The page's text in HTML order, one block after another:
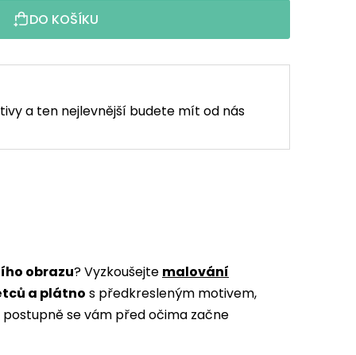
DO KOŠÍKU
a ten nejlevnější budete mít od nás
obrazu? Vyzkoušejte malování
a plátno s předkresleným motivem,
se vám před očima začne